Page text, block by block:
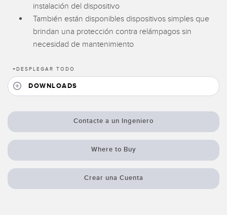
Pick-to Light Sensors
Sensores de Temperatura
Matrices de Detección y Sensores de Haz Ancho
Sensores de Monitoreo de Condiciones
Wireless Condition Monitoring Sensors
ACCESORIOS
Comunicaciones de Fábrica
IO-Link
Lavado a Presión
instalación del dispositivo
También están disponibles dispositivos simples que
brindan una protección contra relámpagos sin
necesidad de mantenimiento
+DESPLEGAR TODO
DOWNLOADS
Contacte a un Ingeniero
Where to Buy
Crear una Cuenta